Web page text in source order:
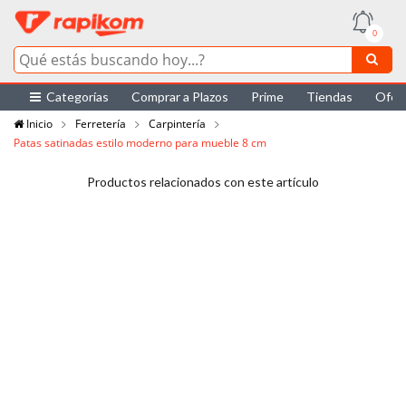
0
Categorías Comprar a Plazos Prime Tiendas
Inicio
Ferretería
Carpintería
Patas satinadas estilo moderno para mueble 8 cm
Productos relacionados con este artículo